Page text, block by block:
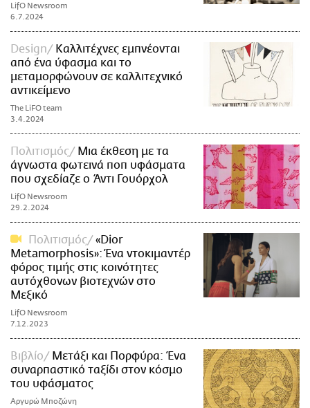
LifO Newsroom
6.7.2024
Design
Καλλιτέχνες εμπνέονται
από ένα ύφασμα και το
μεταμορφώνουν σε καλλιτεχνικό
αντικείμενο
The LiFO team
3.4.2024
Πολιτισμός
Μια έκθεση με τα
άγνωστα φωτεινά ποπ υφάσματα
που σχεδίαζε ο Άντι Γουόρχολ
LifO Newsroom
29.2.2024
Πολιτισμός
«Dior
Metamorphosis»: Ένα ντοκιμαντέρ
φόρος τιμής στις κοινότητες
αυτόχθονων βιοτεχνών στο
Μεξικό
LifO Newsroom
7.12.2023
Βιβλίο
Μετάξι και Πορφύρα: Ένα
συναρπαστικό ταξίδι στον κόσμο
του υφάσματος
Αργυρώ Μποζώνη